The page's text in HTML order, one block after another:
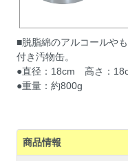
■脱脂綿のアルコールや
付き汚物缶。
●直径：18cm 高さ：
●重量：約800g
商品情報